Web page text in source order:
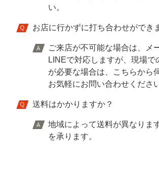
い。
お店に行かずに打ち合わせができ
ご来店が不可能な場合は、メ
LINEで対応しますが、現場で
が必要な場合は、こちらから
お気軽にお問い合わせくださ
送料はかかりますか？
地域によって送料が異なりま
を承ります。